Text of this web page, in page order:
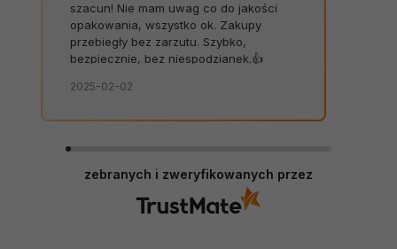
szacun! Nie mam uwag co do jakości
opakowania, wszystko ok. Zakupy
przebiegły bez zarzutu. Szybko,
bezpiecznie, bez niespodzianek.👍️
2025-02-02
zebranych i zweryfikowanych przez